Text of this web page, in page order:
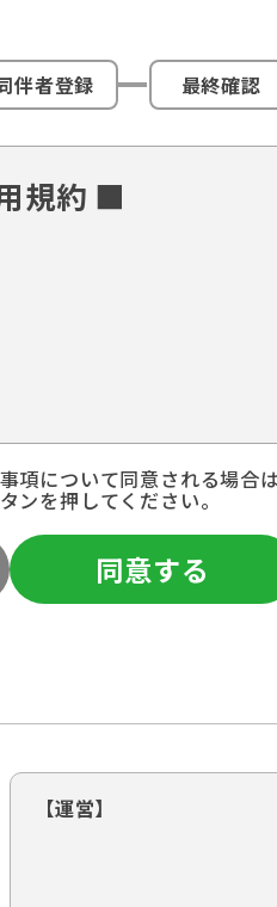
伴者登録 最終確認
規約 ■
項について同意される場合
ンを押してください。
同意する
【運営】